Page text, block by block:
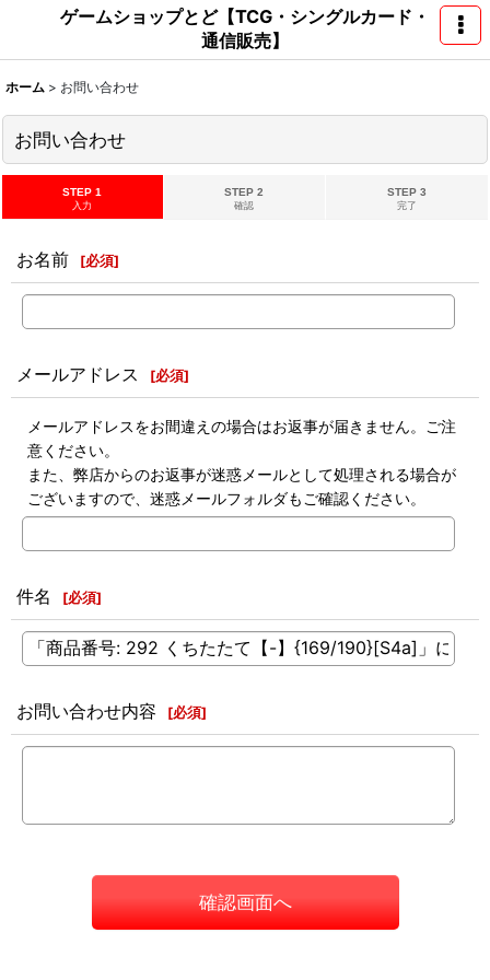
ゲームショップとど【TCG・シングルカード・
通信販売】
ホーム > お問い合わせ
お問い合わせ
STEP 1
入力
STEP 2
確認
STEP 3
完了
お名前 [必須]
メールアドレス [必須]
メールアドレスをお間違えの場合はお返事が届きません。ご注
意ください。
また、弊店からのお返事が迷惑メールとして処理される場合が
ございますので、迷惑メールフォルダもご確認ください。
件名 [必須]
お問い合わせ内容 [必須]
確認画面へ